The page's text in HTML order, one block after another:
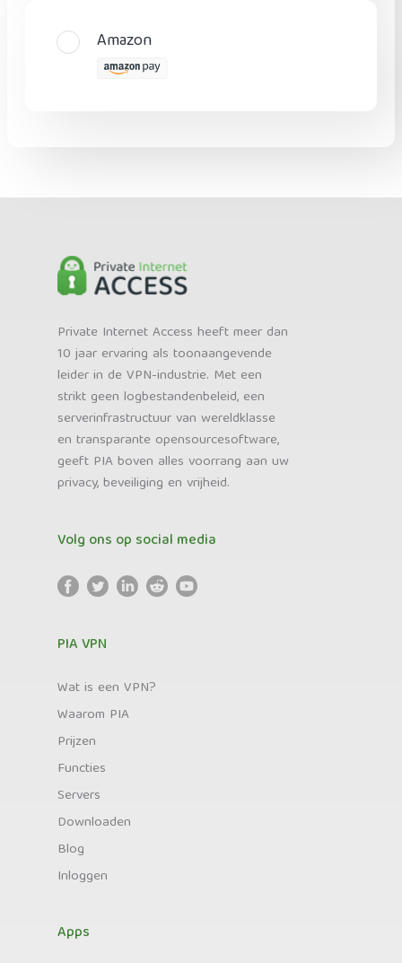
Amazon
Private Internet Access heeft meer dan
10 jaar ervaring als toonaangevende
leider in de VPN-industrie. Met een
strikt geen logbestandenbeleid, een
serverinfrastructuur van wereldklasse
en transparante opensourcesoftware,
geeft PIA boven alles voorrang aan uw
privacy, beveiliging en vrijheid.
Volg ons op social media
PIA VPN
Wat is een VPN?
Waarom PIA
Prijzen
Functies
Servers
Downloaden
Blog
Inloggen
Apps